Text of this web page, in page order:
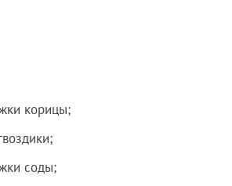
корицы;
соды;